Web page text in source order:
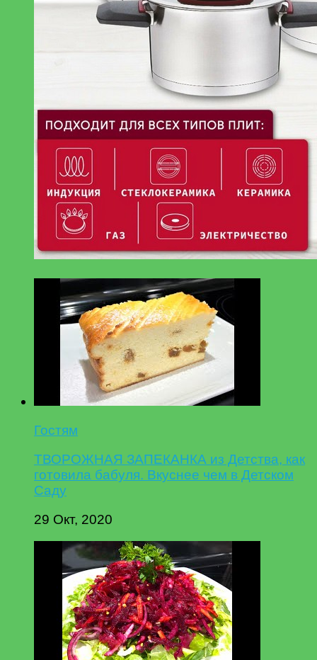
Гостям
ТВОРОЖНАЯ ЗАПЕКАНКА из Детства, как
готовила бабуля. Вкуснее чем в Детском
Саду
29 Окт, 2020